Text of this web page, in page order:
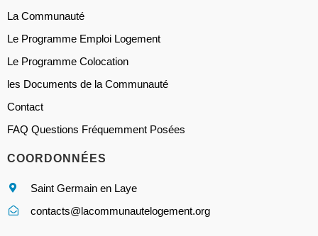
La Communauté
Le Programme Emploi Logement
Le Programme Colocation
les Documents de la Communauté
Contact
FAQ Questions Fréquemment Posées
COORDONNÉES
Saint Germain en Laye
contacts@lacommunautelogement.org